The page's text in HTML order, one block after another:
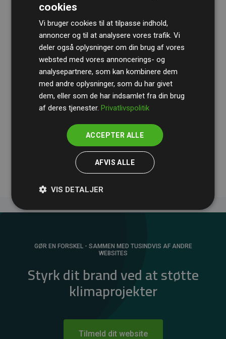
RevisionshusetBDOgennemgår løbende vores
beregninger og metode for at sikre gennemsigtighed
og pålidelighed.
klimaprojekter i gennemsnit kompenserer for
medlemmernes websites estimerede CO₂-
GØR EN FORSKEL - SAMMEN MED TUSINDVIS AF ANDRE
WEBSITES
Styrk dit brand ved at støtte
klimaprojekter
Tilmeld dit website
cookies
Vi bruger cookies til at tilpasse indhold,
annoncer og til at analysere vores trafik. Vi
deler også oplysninger om din brug af vores
websted med vores annoncerings- og
analysepartnere, som kan kombinere dem
med andre oplysninger, som du har givet
dem, eller som de har indsamlet fra din brug
af deres tjenester.Privatlivspolitik
ACCEPTER ALLE
AFVIS ALLE
VIS DETALJER